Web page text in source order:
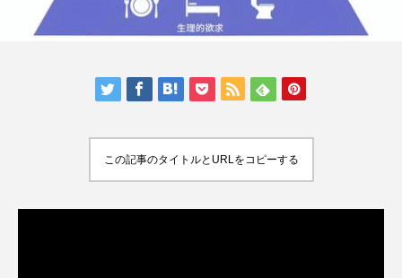
この記事のタイトルとURLをコピーする